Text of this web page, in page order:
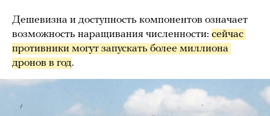
Дешевизна и доступность компонентов означает
возможность наращивания численности: сейчас
противники могут запускать более миллиона
дронов в год.